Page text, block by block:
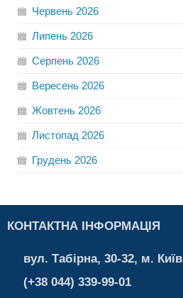
Червень 2026
Липень 2026
Серпень 2026
Вересень 2026
Жовтень 2026
Листопад 2026
Грудень 2026
КОНТАКТНА ІНФОРМАЦІЯ
вул. Табірна, 30-32, м. Київ
(+38 044) 339-99-01